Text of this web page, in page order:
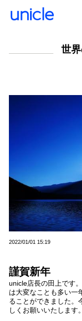
世
謹賀新年
2022/01/01 15:19
unicle店長の田上です
は大変なことも多い一
ることができました。
しくお願いいたします。